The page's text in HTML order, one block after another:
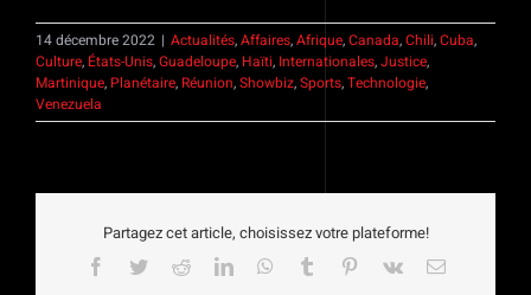
14 décembre 2022 | Actualités,Affaires,Afrique,Canada,Chili,Cuba,
Culture, États-Unis,Guadeloupe, Haïti, Internationales,Justice,
Martinique, Planétaire, Réunion,Showbiz,Sports,Technologie,
Venezuela
Partagez cet article, choisissez votre plateforme!
Facebook
TwitterRedditLinkedInWhatsApp
Tumblr Pinterest
Vk Email